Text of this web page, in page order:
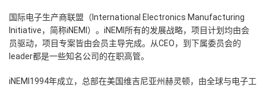
国际电子生产商联盟（International Electronics Manufacturing
Initiative，简称iNEMI）。iNEMI所有的发展战略，项目计划均由会
员驱动，项目专案皆由会员主导完成。从CEO，到下属委员会的
leader都是一些知名公司的在职高管。
iNEMI1994年成立，总部在美国维吉尼亚州赫灵顿，由全球与电子工